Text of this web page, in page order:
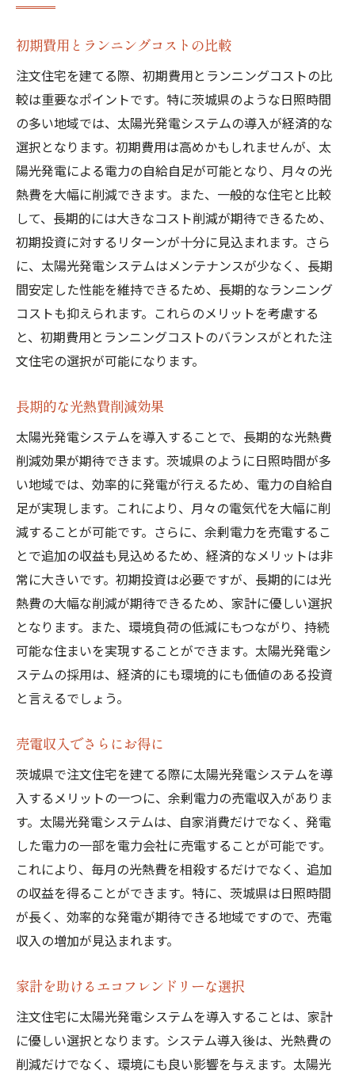
初期費用とランニングコストの比較
注文住宅を建てる際、初期費用とランニングコストの比
較は重要なポイントです。特に茨城県のような日照時間
の多い地域では、太陽光発電システムの導入が経済的な
選択となります。初期費用は高めかもしれませんが、太
陽光発電による電力の自給自足が可能となり、月々の光
熱費を大幅に削減できます。また、一般的な住宅と比較
して、長期的には大きなコスト削減が期待できるため、
初期投資に対するリターンが十分に見込まれます。さら
に、太陽光発電システムはメンテナンスが少なく、長期
間安定した性能を維持できるため、長期的なランニング
コストも抑えられます。これらのメリットを考慮する
と、初期費用とランニングコストのバランスがとれた注
文住宅の選択が可能になります。
長期的な光熱費削減効果
太陽光発電システムを導入することで、長期的な光熱費
削減効果が期待できます。茨城県のように日照時間が多
い地域では、効率的に発電が行えるため、電力の自給自
足が実現します。これにより、月々の電気代を大幅に削
減することが可能です。さらに、余剰電力を売電するこ
とで追加の収益も見込めるため、経済的なメリットは非
常に大きいです。初期投資は必要ですが、長期的には光
熱費の大幅な削減が期待できるため、家計に優しい選択
となります。また、環境負荷の低減にもつながり、持続
可能な住まいを実現することができます。太陽光発電シ
ステムの採用は、経済的にも環境的にも価値のある投資
と言えるでしょう。
売電収入でさらにお得に
茨城県で注文住宅を建てる際に太陽光発電システムを導
入するメリットの一つに、余剰電力の売電収入がありま
す。太陽光発電システムは、自家消費だけでなく、発電
した電力の一部を電力会社に売電することが可能です。
これにより、毎月の光熱費を相殺するだけでなく、追加
の収益を得ることができます。特に、茨城県は日照時間
が長く、効率的な発電が期待できる地域ですので、売電
収入の増加が見込まれます。
家計を助けるエコフレンドリーな選択
注文住宅に太陽光発電システムを導入することは、家計
に優しい選択となります。システム導入後は、光熱費の
削減だけでなく、環境にも良い影響を与えます。太陽光